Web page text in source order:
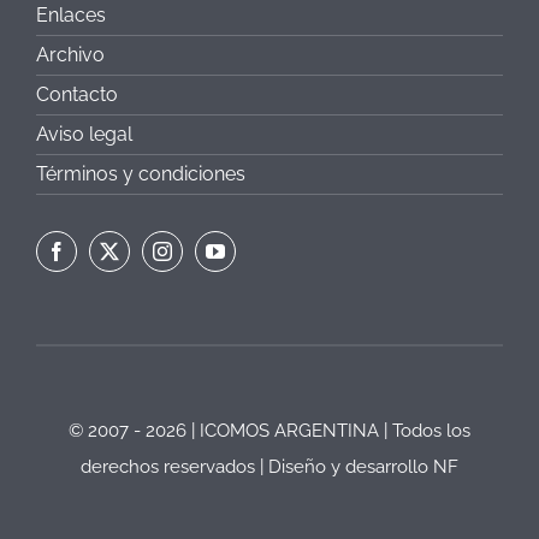
Enlaces
Archivo
Contacto
Aviso legal
Términos y condiciones
© 2007 - 2026 | ICOMOS ARGENTINA | Todos los
derechos reservados | Diseño y desarrollo NF